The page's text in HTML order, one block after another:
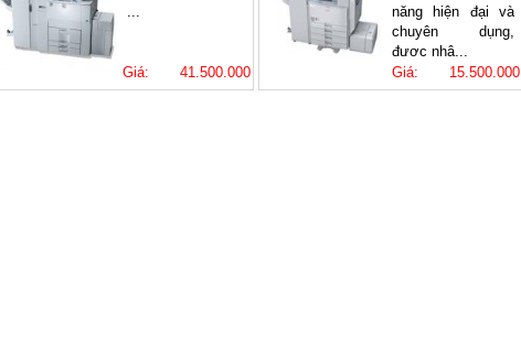
...
Giá: 41.500.000
VNĐ
năng hiện đại và
chuyên dụng,
được nhậ...
Giá: 15.500.000
VNĐ